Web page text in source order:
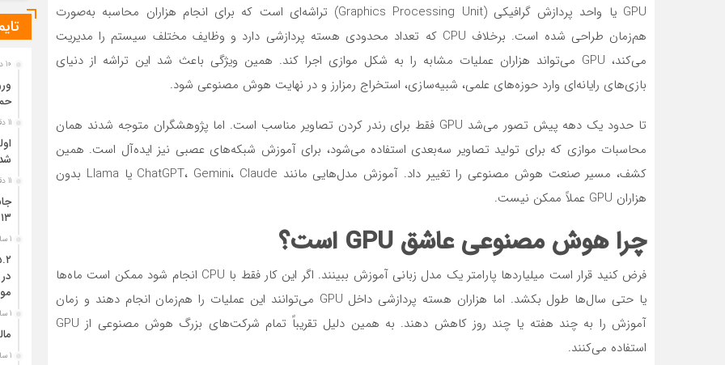
GPU یا واحد پردازش گرافیکی (Graphics Processing Unit) تراشه‌ای است که برای انجام هزاران محاسبه به‌صورت
هم‌زمان طراحی شده است. برخلاف CPU که تعداد محدودی هسته پردازشی دارد و وظایف مختلف سیستم را مدیریت
می‌کند، GPU می‌تواند هزاران عملیات مشابه را به شکل موازی اجرا کند. همین ویژگی باعث شد این تراشه از دنیای
بازی‌های رایانه‌ای وارد حوزه‌های علمی، شبیه‌سازی، استخراج رمزارز و در نهایت هوش مصنوعی شود.
تا حدود یک دهه پیش تصور می‌شد GPU فقط برای رندر کردن تصاویر مناسب است. اما پژوهشگران متوجه شدند همان
محاسبات موازی که برای تولید تصاویر سه‌بعدی استفاده می‌شود، برای آموزش شبکه‌های عصبی نیز ایده‌آل است. همین
کشف، مسیر صنعت هوش مصنوعی را تغییر داد. آموزش مدل‌هایی مانند ChatGPT، Gemini، Claude یا Llama بدون
هزاران GPU عملاً ممکن نیست.
چرا هوش مصنوعی عاشق GPU است؟
فرض کنید قرار است میلیاردها پارامتر یک مدل زبانی آموزش ببینند. اگر این کار فقط با CPU انجام شود ممکن است ماه‌ها
یا حتی سال‌ها طول بکشد. اما هزاران هسته پردازشی داخل GPU می‌توانند این عملیات را هم‌زمان انجام دهند و زمان
آموزش را به چند هفته یا چند روز کاهش دهند. به همین دلیل تقریباً تمام شرکت‌های بزرگ هوش مصنوعی از GPU
استفاده می‌کنند.
10 دقیقه قبل
11 دقیقه قبل
11 دقیقه قبل
۱۳ کشور ازجمله آمریکا هدف گرفت
1 ساعت قبل
1 ساعت قبل
1 ساعت قبل